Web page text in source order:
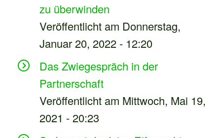
zu überwinden
Veröffentlicht am Donnerstag,
Januar 20, 2022 - 12:20
Das Zwiegespräch in der
Partnerschaft
Veröffentlicht am Mittwoch, Mai 19,
2021 - 20:23